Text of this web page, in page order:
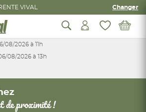
VIVAL Changer
08/2026 à 11h
08/2026 à 13h
de proximité !